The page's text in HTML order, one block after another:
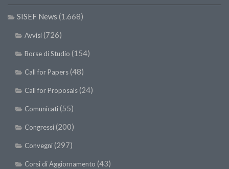
SISEF Notebook (Rassegna Stampa)
SISEF Eventi
SISEF@Facebook
@SISEF Tweets
@ForestTweeting
SISEF Publishing
Redazione SISEF.ORG
SISEF News (1.668)
Avvisi(726)
Borse di Studio (154)
Call for Papers(48)
Call for Proposals(24)
Comunicati(55)
Congressi(200)
Convegni(297)
Corsi di Aggiornamento (43)